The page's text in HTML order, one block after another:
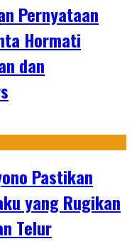
Pernyataan
Hormati
dan
Pastikan
yang Rugikan
Telur